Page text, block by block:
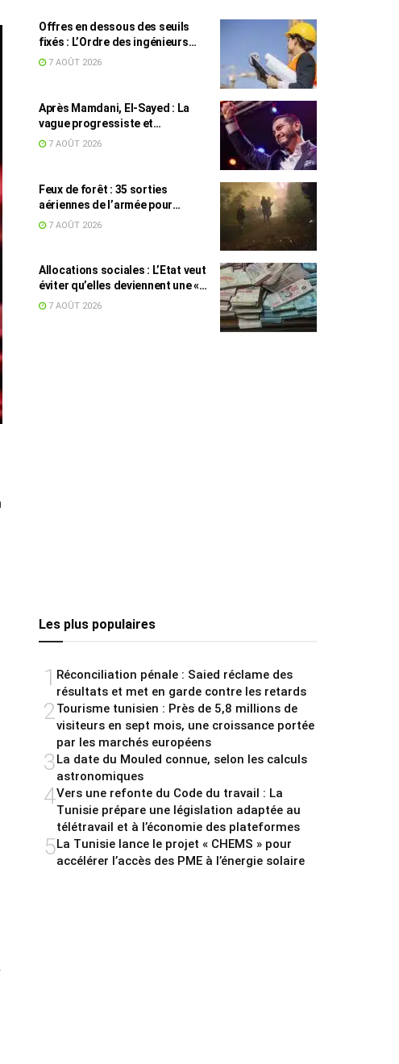
Offres en dessous des seuils
fixés : L’Ordre des ingénieurs
hausse le ton
7 AOÛT 2026
Après Mamdani, El-Sayed : La
vague progressiste et
musulmane résiste à l’argent de
7 AOÛT 2026
Feux de forêt : 35 sorties
aériennes de l’armée pour
appuyer les secours
7 AOÛT 2026
Allocations sociales : L’Etat veut
éviter qu’elles deviennent une «
aide au chômage »
7 AOÛT 2026
Les plus populaires
1 Réconciliation pénale : Saied réclame des
résultats et met en garde contre les retards
2Tourisme tunisien : Près de 5,8 millions de
visiteurs en sept mois, une croissance portée
par les marchés européens
3La date du Mouled connue, selon les calculs
astronomiques
4Vers une refonte du Code du travail : La
Tunisie prépare une législation adaptée au
télétravail et à l’économie des plateformes
5La Tunisie lance le projet « CHEMS » pour
accélérer l’accès des PME à l’énergie solaire